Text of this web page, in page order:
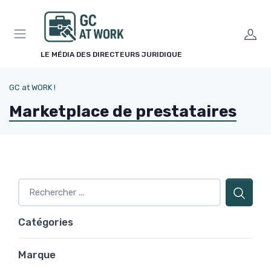
LE MÉDIA DES DIRECTEURS JURIDIQUE
GC at WORK !
Marketplace de prestataires
Catégories
Marque